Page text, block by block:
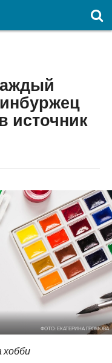
источник
ФОТО: ЕКАТЕРИНА ГРОМОВА
хобби